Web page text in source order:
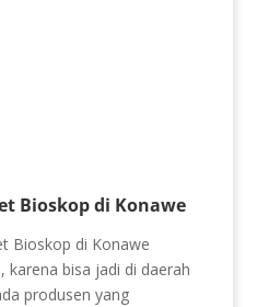
Bioskop di Konawe
Bioskop di Konawe
karena bisa jadi di daerah
produsen yang